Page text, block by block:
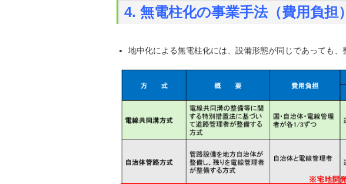
4. 無電柱化の事業手法（費用負担）
地中化による無電柱化には、設備形態が同じであっても、